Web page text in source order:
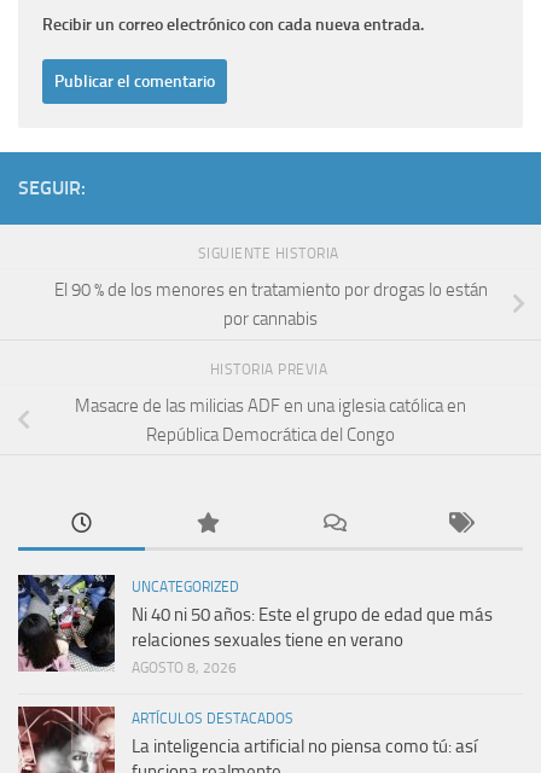
Recibir un correo electrónico con cada nueva entrada.
SEGUIR:
SIGUIENTE HISTORIA
El 90 % de los menores en tratamiento por drogas lo están
por cannabis
HISTORIA PREVIA
Masacre de las milicias ADF en una iglesia católica en
República Democrática del Congo
UNCATEGORIZED
Ni 40 ni 50 años: Este el grupo de edad que más
relaciones sexuales tiene en verano
AGOSTO 8, 2026
ARTÍCULOS DESTACADOS
La inteligencia artificial no piensa como tú: así